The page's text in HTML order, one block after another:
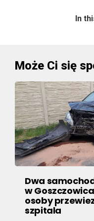
In
Może Ci się
Dwa
w
osoby
szpitala